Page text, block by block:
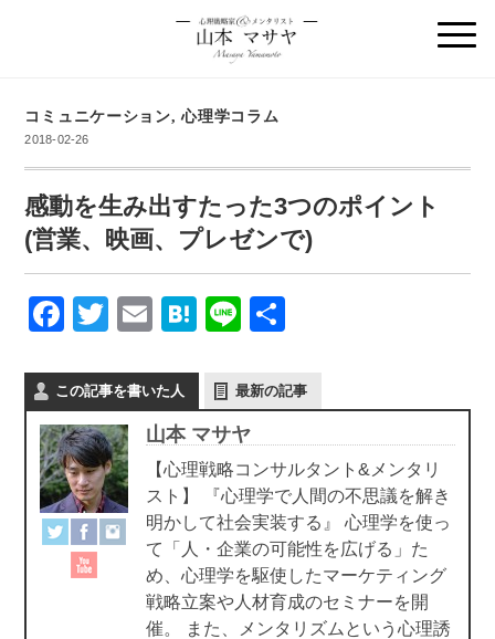
コミュニケーション,心理学コラム
2018-02-26
感動を生み出すたった3つのポイント
(営業、映画、プレゼンで)
F
c
e
b
o
o
k
T
tt
er
E
ail
H
e
n
a
Li
e
この記事を書いた人 最新の記事
山本 マサヤ
【心理戦略コンサルタント&メンタリ
スト】 『心理学で人間の不思議を解き
明かして社会実装する』 心理学を使っ
て「人・企業の可能性を広げる」た
め、心理学を駆使したマーケティング
戦略立案や人材育成のセミナーを開
催。 また、メンタリズムという心理誘